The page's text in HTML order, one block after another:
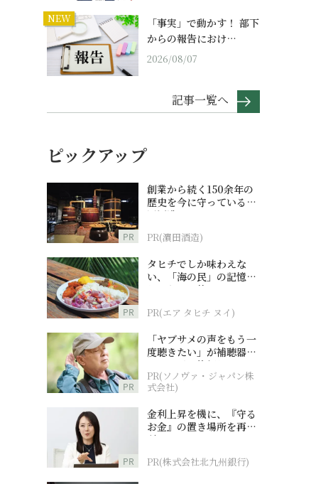
NEW
「事実」で動かす！ 部下
からの報告におけ…
2026/08/07
記事一覧へ
ピックアップ
PR
創業から続く150余年の
歴史を今に守っている濵
田酒造
PR(濵田酒造)
PR
タヒチでしか味わえな
い、「海の民」の記憶へ
とつながる旅
PR(エア タヒチ ヌイ)
PR
「ヤブサメの声をもう一
度聴きたい」が補聴器チ
ャレンジの後押しに
PR(ソノヴァ・ジャパン株
式会社)
PR
金利上昇を機に、『守る
お金』の置き場所を再検
討
PR(株式会社北九州銀行)